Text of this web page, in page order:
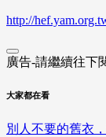
http://
廣告-請繼續往下
大家都在看
別人不要的舊衣